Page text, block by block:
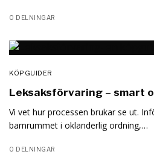
0 DELNINGAR
KÖPGUIDER
Leksaksförvaring – smart
Vi vet hur processen brukar se ut.
barnrummet i oklanderlig ordning,…
0 DELNINGAR